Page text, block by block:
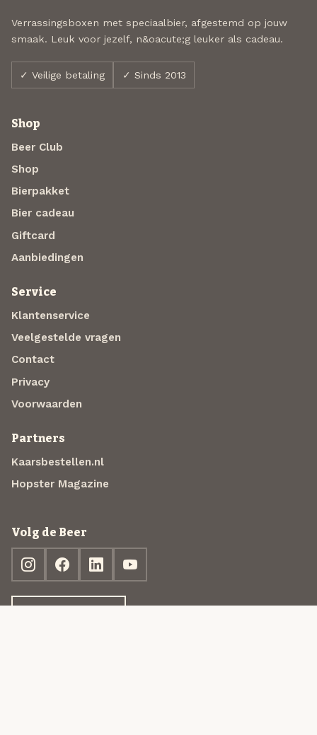
Verrassingsboxen met speciaalbier, afgestemd op jouw
smaak. Leuk voor jezelf, n&oacute;g leuker als cadeau.
✓ Veilige betaling ✓ Sinds 2013
Shop
Beer Club
Shop
Bierpakket
Bier cadeau
Giftcard
Aanbiedingen
Service
Klantenservice
Veelgestelde vragen
Contact
Privacy
Voorwaarden
Partners
Kaarsbestellen.nl
Hopster Magazine
Volg de Beer